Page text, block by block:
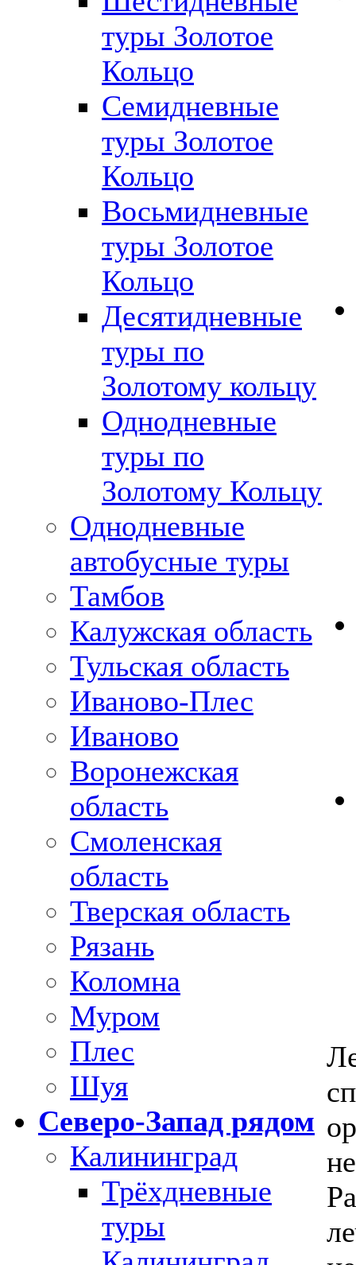
туры Золотое
Кольцо
Семидневные
туры Золотое
Кольцо
Восьмидневные
туры Золотое
Кольцо
Десятидневные
туры по
Золотому кольцу
Однодневные
туры по
Золотому Кольцу
Однодневные
автобусные туры
Тамбов
Калужская область
Тульская область
Иваново-Плес
Иваново
Воронежская
область
Смоленская
область
Тверская область
Рязань
Коломна
Муром
Плес
Шуя
Северо-Запад рядом
Калининград
Трёхдневные
туры